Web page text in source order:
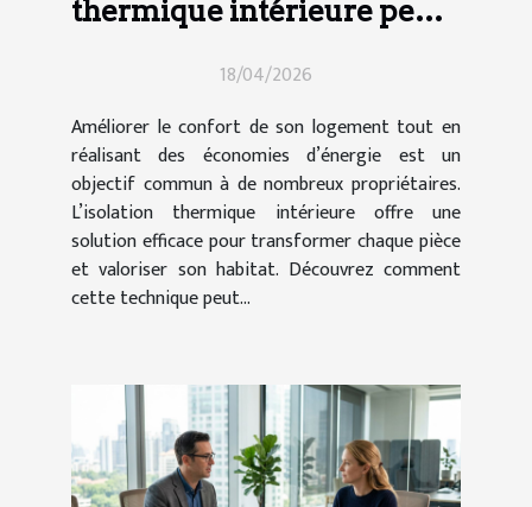
thermique intérieure peut-
18/04/2026
Améliorer le confort de son logement tout en
réalisant des économies d’énergie est un
objectif commun à de nombreux propriétaires.
L’isolation thermique intérieure offre une
solution efficace pour transformer chaque pièce
et valoriser son habitat. Découvrez comment
cette technique peut...